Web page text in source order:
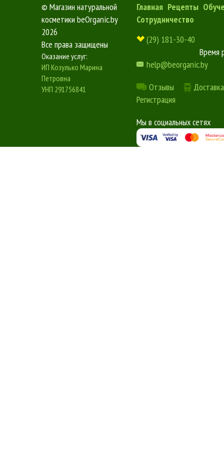
© Магазин натуральной
косметики beOrganic.by
2026
Все права защищены
Оказание услуг:
ИП Козулько Марина
Петровна
УНП 291756841
Главная Рецепты
Сотрудничество
(29) 181-30-40
Время
help@beorganic.by
Отзывы
Регистрация
Мы в социальных сетях